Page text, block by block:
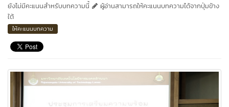
ยังไม่มีคะแนนสำหรับบทความนี้
ผู้อ่านสามารถให้คะแนนบทความได้จากปุ่มข้าง
ใต้
ให้คะแนนบทความ